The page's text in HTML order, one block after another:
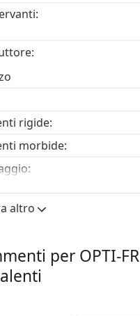
rigide:
morbide:
dall'apertura:
in una confezione:
altro
per OPTI-